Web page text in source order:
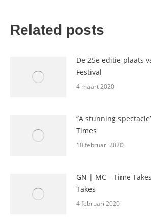
Related posts
De 25e editie plaats
Festival
4 maart 2020
“A stunning
Times
10 februari 2020
GN | MC – Time
Takes
4 februari 2020